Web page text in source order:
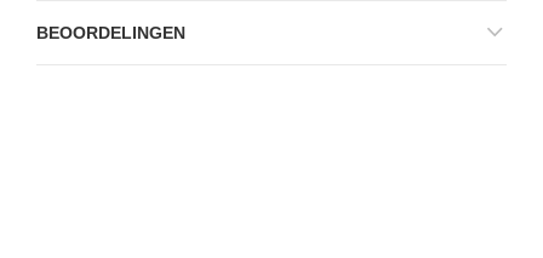
BEOORDELINGEN